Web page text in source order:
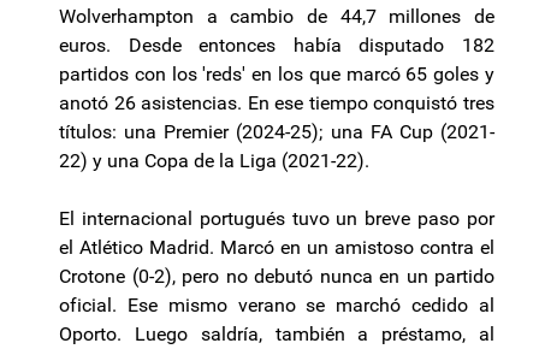
Wolverhampton a cambio de 44,7 millones de
euros. Desde entonces había disputado 182
partidos con los 'reds' en los que marcó 65 goles y
anotó 26 asistencias. En ese tiempo conquistó tres
títulos: una Premier (2024-25); una FA Cup (2021-
22) y una Copa de la Liga (2021-22).
El internacional portugués tuvo un breve paso por
el Atlético Madrid. Marcó en un amistoso contra el
Crotone (0-2), pero no debutó nunca en un partido
oficial. Ese mismo verano se marchó cedido al
Oporto. Luego saldría, también a préstamo, al